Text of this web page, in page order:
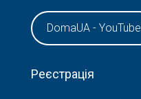
DomaUA - YouTube
Реєстрація